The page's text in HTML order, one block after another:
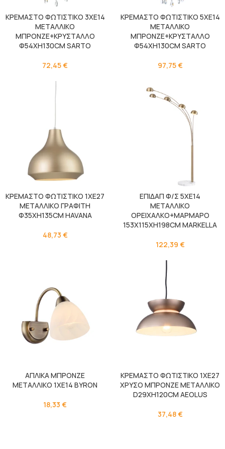
ΚΡΕΜΑΣΤΟ ΦΩΤΙΣΤΙΚΟ 3ΧΕ14
ΜΕΤΑΛΛΙΚΟ
ΜΠΡΟΝΖΕ+ΚΡΥΣΤΑΛΛΟ
Φ54ΧΗ130CM SARTO
72,45€
ΚΡΕΜΑΣΤΟ ΦΩΤΙΣΤΙΚΟ 5ΧΕ14
ΜΕΤΑΛΛΙΚΟ
ΜΠΡΟΝΖΕ+ΚΡΥΣΤΑΛΛΟ
Φ54ΧΗ130CM SARTO
97,75€
ΚΡΕΜΑΣΤΟ ΦΩΤΙΣΤΙΚΟ 1ΧΕ27
ΜΕΤΑΛΛΙΚΟ ΓΡΑΦΙΤΗ
Φ35XH135CM HAVANA
48,73 €
ΕΠΙΔΑΠ Φ/Σ 5ΧΕ14
ΜΕΤΑΛΛΙΚΟ
ΟΡΕΙΧΑΛΚΟ+ΜΑΡΜΑΡΟ
153Χ115ΧΗ198CM MARKELLA
122,39 €
ΑΠΛΙΚΑ ΜΠΡΟΝΖΕ
ΜΕΤΑΛΛΙΚΟ 1ΧΕ14 BYRON
18,33 €
ΚΡΕΜΑΣΤΟ ΦΩΤΙΣΤΙΚΟ 1ΧΕ27
ΧΡΥΣΟ ΜΠΡΟΝΖΕ ΜΕΤΑΛΛΙΚΟ
D29XH120CM AEOLUS
37,48€